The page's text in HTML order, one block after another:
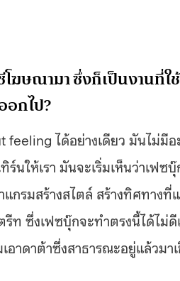
ฆษณามา ซึ่งก็เป็นงาน
อกไป?
ได้อย่างเดียว มันไม่มีอ
นให้เรา มันจะเริ่มเห็นว่าเฟซ
แกรมสร้างสไตล์ สร้างทิศทาง
ท ซึ่งเฟซบุ๊กจะทำตรงนี้ได้ไม่
อาดาต้าซึ่งสาธารณะอยู่แล้วม